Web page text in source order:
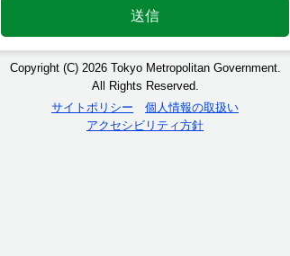
送信
Copyright (C) 2026 Tokyo Metropolitan Government.
All Rights Reserved.
サイトポリシー
個人情報の取扱い
アクセシビリティ方針